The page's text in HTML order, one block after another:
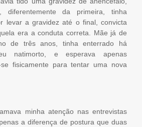
diferentemente da primeira, tinha
levar a gravidez até o final, convicta
era a conduta correta. Mãe já de
de três anos, tinha enterrado há
natimorto, e esperava apenas
se fisicamente para tentar uma nova
minha atenção nas entrevistas
a diferença de postura que duas